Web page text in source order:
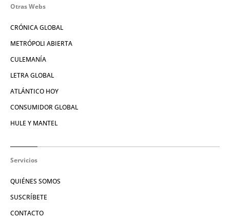
Otras Webs
CRÓNICA GLOBAL
METRÓPOLI ABIERTA
CULEMANÍA
LETRA GLOBAL
ATLÁNTICO HOY
CONSUMIDOR GLOBAL
HULE Y MANTEL
Servicios
QUIÉNES SOMOS
SUSCRÍBETE
CONTACTO